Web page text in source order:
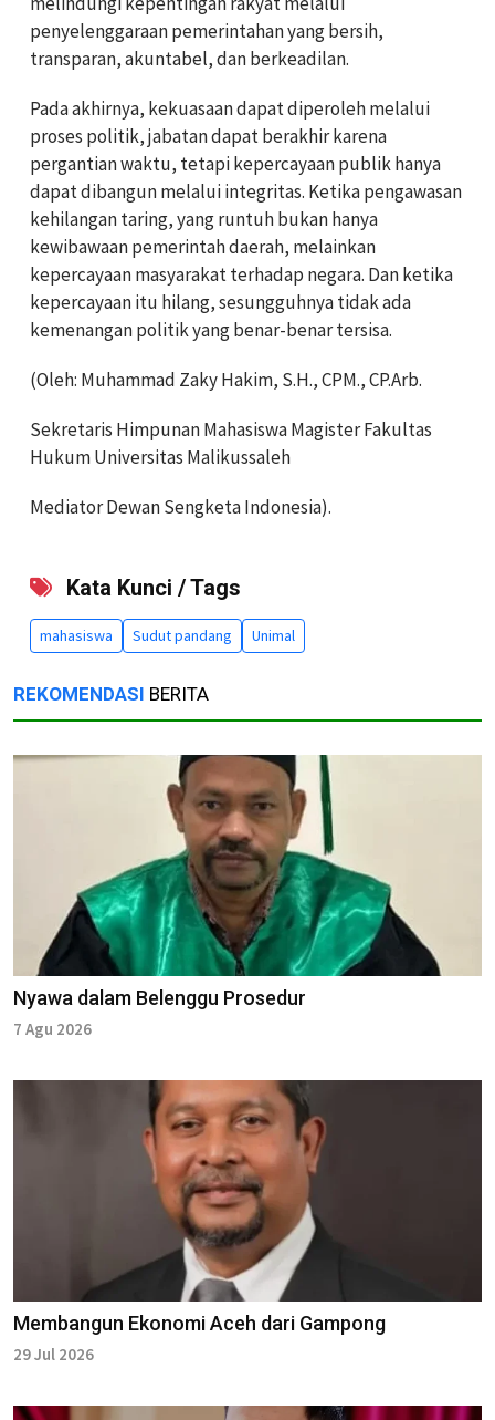
penyelenggaraan pemerintahan yang bersih,
transparan, akuntabel, dan berkeadilan.
Pada akhirnya, kekuasaan dapat diperoleh melalui
proses politik, jabatan dapat berakhir karena
pergantian waktu, tetapi kepercayaan publik hanya
dapat dibangun melalui integritas. Ketika pengawasan
kehilangan taring, yang runtuh bukan hanya
kewibawaan pemerintah daerah, melainkan
kepercayaan masyarakat terhadap negara. Dan ketika
kepercayaan itu hilang, sesungguhnya tidak ada
kemenangan politik yang benar-benar tersisa.
(Oleh: Muhammad Zaky Hakim, S.H., CPM., CP.Arb.
Sekretaris Himpunan Mahasiswa Magister Fakultas
Hukum Universitas Malikussaleh
Mediator Dewan Sengketa Indonesia).
Kata Kunci / Tags
mahasiswa Sudut pandang Unimal
REKOMENDASI BERITA
Nyawa dalam Belenggu Prosedur
7 Agu 2026
Membangun Ekonomi Aceh dari Gampong
29 Jul 2026